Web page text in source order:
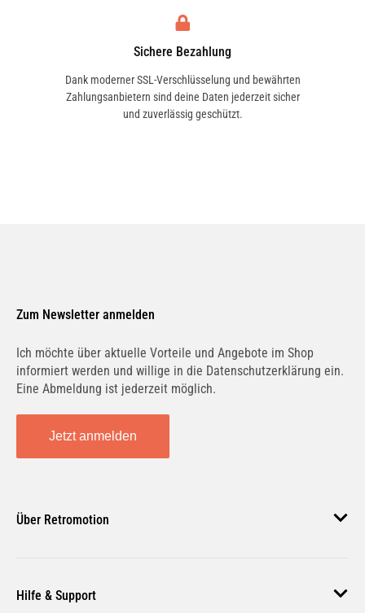
Sichere Bezahlung
Dank moderner SSL-Verschlüsselung und bewährten
Zahlungsanbietern sind deine Daten jederzeit sicher
und zuverlässig geschützt.
Zum Newsletter anmelden
Ich möchte über aktuelle Vorteile und Angebote im Shop
informiert werden und willige in die Datenschutzerklärung ein.
Eine Abmeldung ist jederzeit möglich.
Jetzt anmelden
Über Retromotion
Unsere Jobs
Hilfe & Support